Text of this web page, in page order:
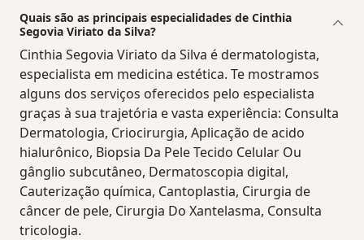
Quais são as principais especialidades de Cinthia
Segovia Viriato da Silva?
Cinthia Segovia Viriato da Silva é dermatologista,
especialista em medicina estética. Te mostramos
alguns dos serviços oferecidos pelo especialista
graças à sua trajetória e vasta experiência: Consulta
Dermatologia, Criocirurgia, Aplicação de acido
hialurônico, Biopsia Da Pele Tecido Celular Ou
gânglio subcutâneo, Dermatoscopia digital,
Cauterização química, Cantoplastia, Cirurgia de
câncer de pele, Cirurgia Do Xantelasma, Consulta
tricologia.